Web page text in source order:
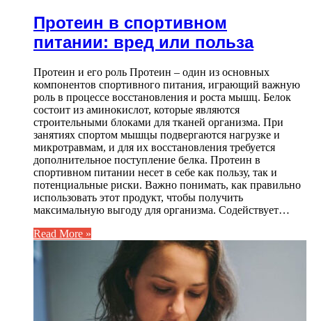
Протеин в спортивном
питании: вред или польза
Протеин и его роль Протеин – один из основных
компонентов спортивного питания, играющий важную
роль в процессе восстановления и роста мышц. Белок
состоит из аминокислот, которые являются
строительными блоками для тканей организма. При
занятиях спортом мышцы подвергаются нагрузке и
микротравмам, и для их восстановления требуется
дополнительное поступление белка. Протеин в
спортивном питании несет в себе как пользу, так и
потенциальные риски. Важно понимать, как правильно
использовать этот продукт, чтобы получить
максимальную выгоду для организма. Содействует…
Read More »